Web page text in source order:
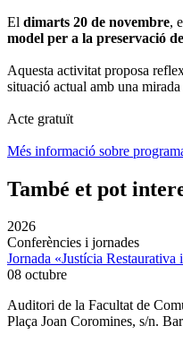
El dimarts 20 de novembre,
model per a la preservació
Aquesta activitat proposa
situació actual amb una
Acte gratuït
Més informació sobre
També et pot
2026
Conferències i jornades
Jornada «Justícia
08 octubre
Auditori de la Facultat de
Plaça Joan Coromines, s/n.